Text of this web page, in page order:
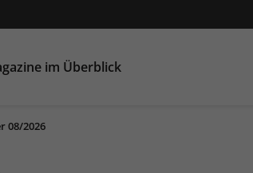
im Überblick
08/2026